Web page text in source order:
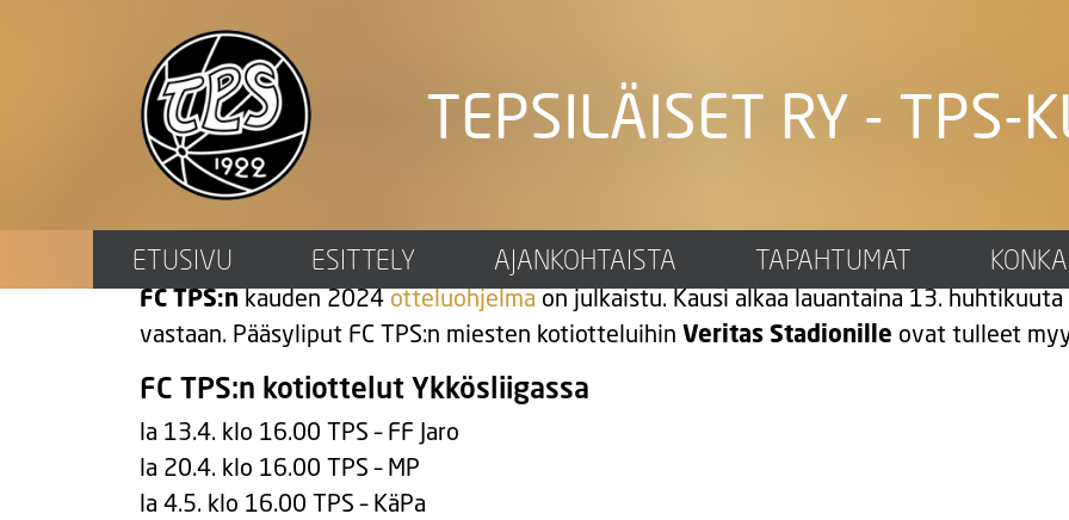
TEPSILÄISET RY - TPS-
ETUSIVU ESITTELY AJANKOHTAISTA TAPAHTUMAT
Ykkösliigan otteluohjelma julkaistu, TPS
FC TPS:nkauden 2024otteluohjelmaon julkaistu. Kausi alkaa lauantaina 13.
vastaan. Pääsyliput FC TPS:n miesten kotiotteluihin Veritas Stadionille ovat tulleet
FC TPS:n kotiottelut Ykkösliigassa
la 13.4. klo 16.00 TPS – FF Jaro
la 20.4. klo 16.00 TPS – MP
la 4.5. klo 16.00 TPS – KäPa